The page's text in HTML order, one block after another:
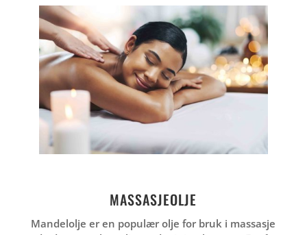
MASSASJEOLJE
Mandelolje er en populær olje for bruk i massasje